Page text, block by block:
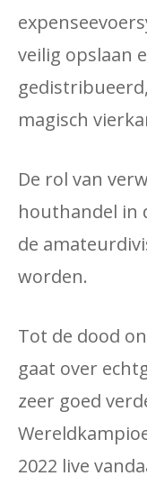
veilig opslaan
magisch
De rol van
houthandel in
de
worden.
Tot de dood
gaat over
zeer goed
2022 live